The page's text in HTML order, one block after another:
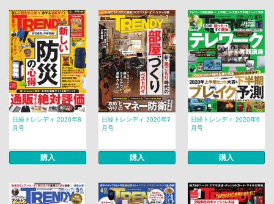
日経トレンディ 2020年8
月号
購入
日経トレンディ 2020年7
月号
購入
日経トレンディ 2020年6
月号
購入